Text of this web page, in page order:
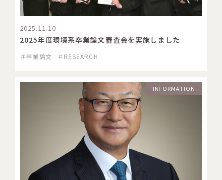
2025.11.10
2025年度環境系卒業論文審査会を実施しました
＃卒業論文 ＃RESEARCH
INFORMATION